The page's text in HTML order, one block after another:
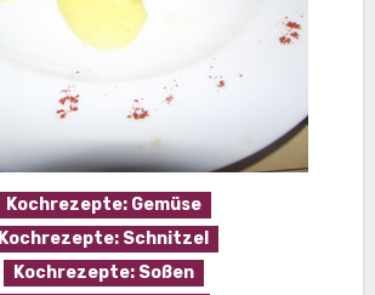
Kochrezepte: Gemüse
Kochrezepte: Schnitzel
Kochrezepte: Soßen